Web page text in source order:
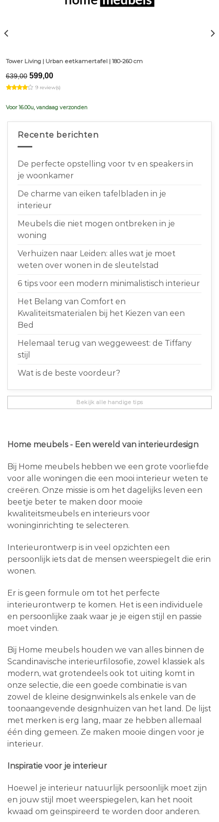
Tower Living | Urban eetkamertafel | 180-260 cm
639,00 Original
price
was:
599,00Current
is:
9 review(s)
Voor 16.00u, vandaag verzonden
Recente berichten
De perfecte opstelling voor tv en speakers in
je woonkamer
De charme van eiken tafelbladen in je
interieur
Meubels die niet mogen ontbreken in je
woning
Verhuizen naar Leiden: alles wat je moet
weten over wonen in de sleutelstad
6 tips voor een modern minimalistisch interieur
Het Belang van Comfort en
Kwaliteitsmaterialen bij het Kiezen van een
Bed
Helemaal terug van weggeweest: de Tiffany
stijl
Wat is de beste voordeur?
Bekijk alle handige tips
Home meubels - Een wereld van interieurdesign
Bij Home meubels hebben we een grote voorliefde
voor alle woningen die een mooi interieur weten te
creëren. Onze missie is om het dagelijks leven een
beetje beter te maken door mooie
kwaliteitsmeubels en interieurs voor
woninginrichting te selecteren.
Interieurontwerp is in veel opzichten een
persoonlijk iets dat de mensen weerspiegelt die erin
wonen.
Er is geen formule om tot het perfecte
interieurontwerp te komen. Het is een individuele
en persoonlijke zaak waar je je eigen stijl en passie
moet vinden.
Bij Home meubels houden we van alles binnen de
Scandinavische interieurfilosofie, zowel klassiek als
modern, wat grotendeels ook tot uiting komt in
onze selectie, die een goede combinatie is van
zowel de kleine designwinkels als enkele van de
toonaangevende designhuizen van het land. De lijst
met merken is erg lang, maar ze hebben allemaal
één ding gemeen. Ze maken mooie dingen voor je
interieur.
Inspiratie voor je interieur
Hoewel je interieur natuurlijk persoonlijk moet zijn
en jouw stijl moet weerspiegelen, kan het nooit
kwaad om geïnspireerd te worden door anderen.